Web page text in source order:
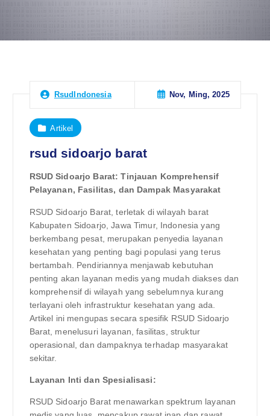
RsudIndonesia Nov, Ming, 2025
Artikel
rsud sidoarjo barat
RSUD Sidoarjo Barat: Tinjauan Komprehensif
Pelayanan, Fasilitas, dan Dampak Masyarakat
RSUD Sidoarjo Barat, terletak di wilayah barat
Kabupaten Sidoarjo, Jawa Timur, Indonesia yang
berkembang pesat, merupakan penyedia layanan
kesehatan yang penting bagi populasi yang terus
bertambah. Pendiriannya menjawab kebutuhan
penting akan layanan medis yang mudah diakses dan
komprehensif di wilayah yang sebelumnya kurang
terlayani oleh infrastruktur kesehatan yang ada.
Artikel ini mengupas secara spesifik RSUD Sidoarjo
Barat, menelusuri layanan, fasilitas, struktur
operasional, dan dampaknya terhadap masyarakat
sekitar.
Layanan Inti dan Spesialisasi:
RSUD Sidoarjo Barat menawarkan spektrum layanan